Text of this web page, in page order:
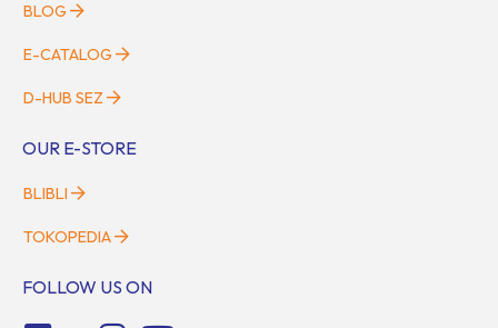
BLOG
E-CATALOG
D-HUB SEZ
OUR E-STORE
BLIBLI
TOKOPEDIA
FOLLOW US ON